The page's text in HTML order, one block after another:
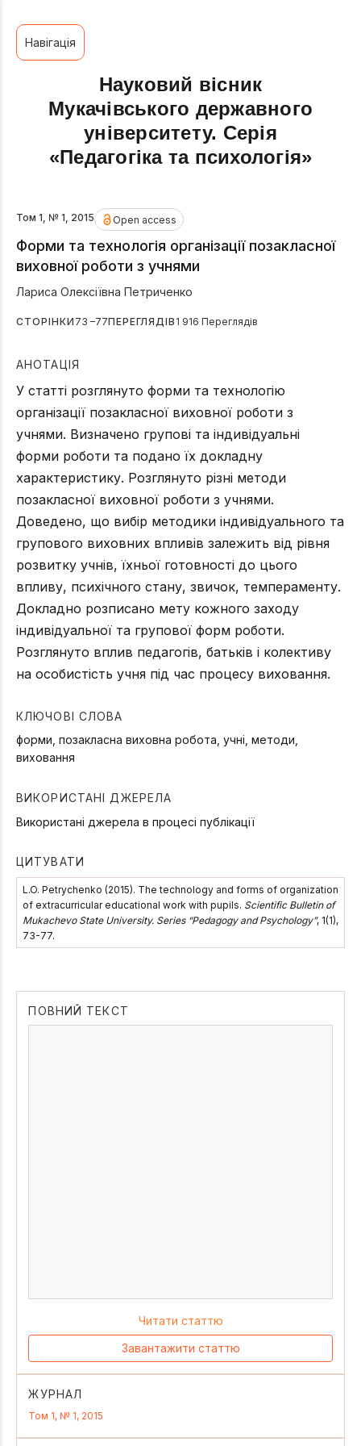
Навігація
Науковий вісник
Мукачівського державного
університету. Серія
«Педагогіка та психологія»
Том 1, № 1, 2015 Open access
Форми та технологія організації позакласної
виховної роботи з учнями
Лариса Олексіївна Петриченко
СТОРІНКИ 73 –77ПЕРЕГЛЯДІВ 1 916 Переглядів
АНОТАЦІЯ
У статті розглянуто форми та технологію
організації позакласної виховної роботи з
учнями. Визначено групові та індивідуальні
форми роботи та подано їх докладну
характеристику. Розглянуто різні методи
позакласної виховної роботи з учнями.
Доведено, що вибір методики індивідуального та
групового виховних впливів залежить від рівня
розвитку учнів, їхньої готовності до цього
впливу, психічного стану, звичок, темпераменту.
Докладно розписано мету кожного заходу
індивідуальної та групової форм роботи.
Розглянуто вплив педагогів, батьків і колективу
на особистість учня під час процесу виховання.
КЛЮЧОВІ СЛОВА
форми, позакласна виховна робота, учні, методи,
виховання
ВИКОРИСТАНІ ДЖЕРЕЛА
Використані джерела в процесі публікації
ЦИТУВАТИ
L.O. Petrychenko (2015). The technology and forms of organization
of extracurricular educational work with pupils. Scientific Bulletin of
Mukachevo State University. Series “Pedagogy and Psychology”, 1(1),
73-77.
ПОВНИЙ ТЕКСТ
Читати статтю
Завантажити статтю
ЖУРНАЛ
Том 1, № 1, 2015